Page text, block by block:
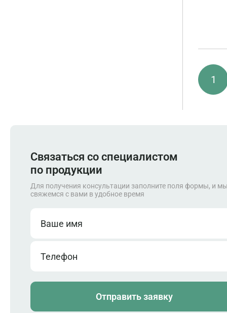
1
Связаться со специалистом
по продукции
Для получения консультации заполните поля формы, и мы
свяжемся с вами в удобное время
Ваше имя
Телефон
Отправить заявку